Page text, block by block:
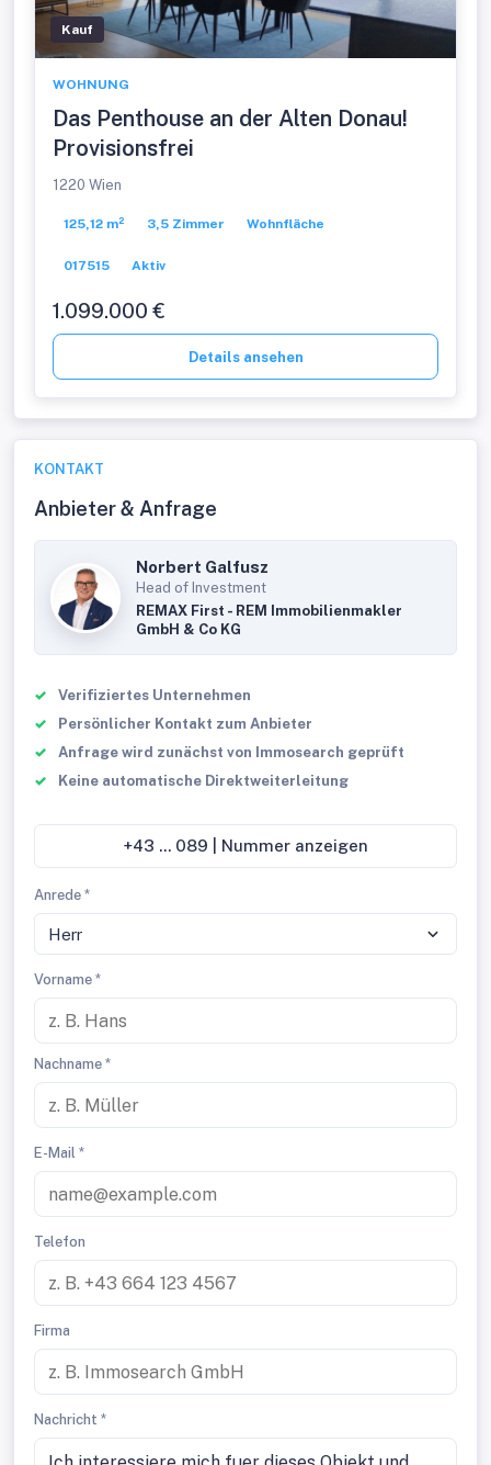
Kauf
WOHNUNG
Das Penthouse an der Alten Donau!
Provisionsfrei
1220 Wien
125,12 m² 3,5 Zimmer Wohnfläche
017515 Aktiv
1.099.000 €
Details ansehen
KONTAKT
Anbieter & Anfrage
Norbert Galfusz
Head of Investment
REMAX First - REM Immobilienmakler
GmbH & Co KG
Verifiziertes Unternehmen
Persönlicher Kontakt zum Anbieter
Anfrage wird zunächst von Immosearch geprüft
Keine automatische Direktweiterleitung
+43 ... 089 | Nummer anzeigen
Anrede *
Herr
Vorname *
Nachname *
E-Mail *
Telefon
Firma
Nachricht *